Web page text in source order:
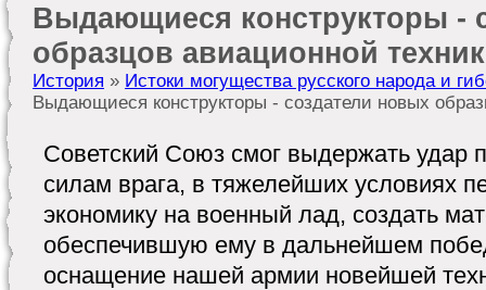
Выдающиеся конструкторы -
образцов авиационной
История » Истоки могущества русского народа и
Выдающиеся конструкторы - создатели новых
Советский Союз смог выдержать удар
силам врага, в тяжелейших условиях
экономику на военный лад, создать
обеспечившую ему в дальнейшем
оснащение нашей армии новейшей